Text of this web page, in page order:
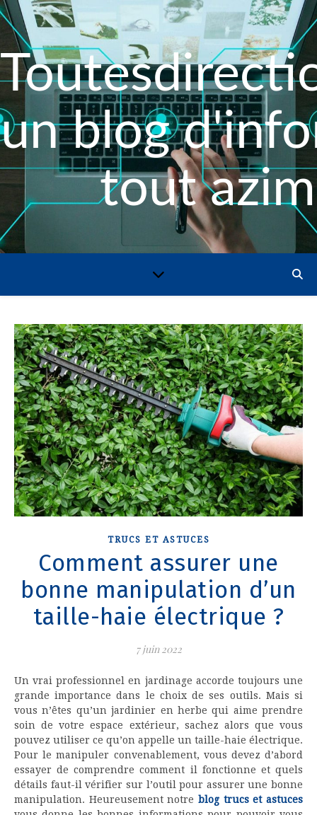
un blog
tout
TRUCS ET ASTUCES
Comment assurer une
bonne manipulation d’un
taille-haie électrique ?
7 juin 2022
Un vrai professionnel en jardinage accorde toujours une
grande importance dans le choix de ses outils. Mais si
vous n’êtes qu’un jardinier en herbe qui aime prendre
soin de votre espace extérieur, sachez alors que vous
pouvez utiliser ce qu’on appelle un taille-haie électrique.
Pour le manipuler convenablement, vous devez d’abord
essayer de comprendre comment il fonctionne et quels
détails faut-il vérifier sur l’outil pour assurer une bonne
manipulation. Heureusement notre blog trucs et astuces